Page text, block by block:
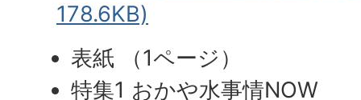
178.6KB)
表紙 （1ページ）
特集1 おかや水事情NOW